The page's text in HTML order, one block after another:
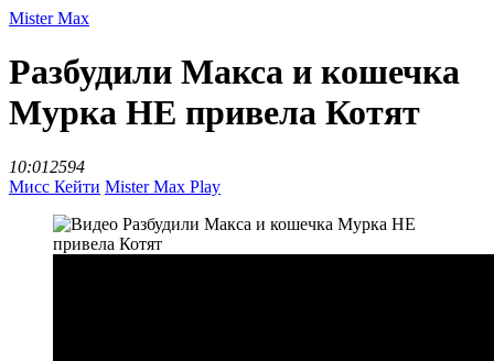
Mister Max
Разбудили Макса и кошечка
Мурка НЕ привела Котят
10:012594
Мисс Кейти Mister Max Play